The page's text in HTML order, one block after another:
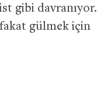
gibi davranıyor.
gülmek için